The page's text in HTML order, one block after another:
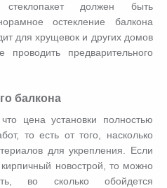
стеклопакет должен быть
остекление балкона
для хрущевок и других домов
предварительного
балкона
цена установки полностью
то есть от того, насколько
для укрепления. Если
новострой, то можно
во сколько обойдется